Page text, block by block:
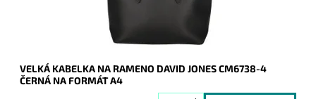
VELKÁ KABELKA NA RAMENO DAVID JONES CM6738-4
ČERNÁ NA FORMÁT A4